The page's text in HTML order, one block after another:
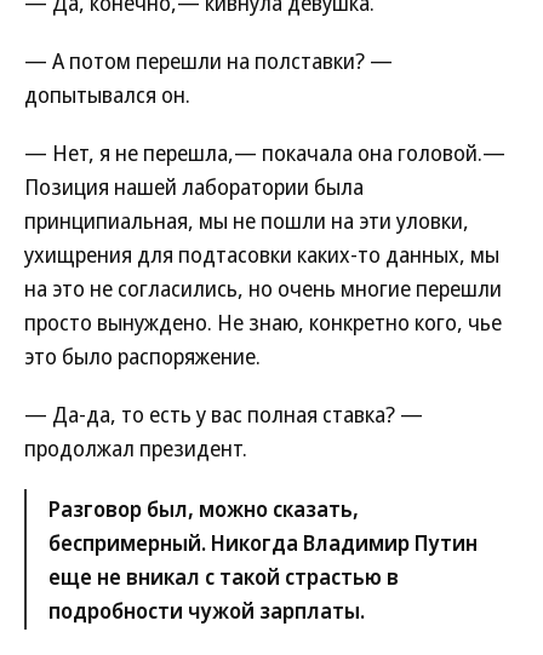
— А потом перешли на полставки? —
допытывался он.
— Нет, я не перешла,— покачала она головой.—
Позиция нашей лаборатории была
принципиальная, мы не пошли на эти уловки,
ухищрения для подтасовки каких-то данных, мы
на это не согласились, но очень многие перешли
просто вынуждено. Не знаю, конкретно кого, чье
это было распоряжение.
— Да-да, то есть у вас полная ставка? —
продолжал президент.
Разговор был, можно сказать,
беспримерный. Никогда Владимир Путин
еще не вникал с такой страстью в
подробности чужой зарплаты.